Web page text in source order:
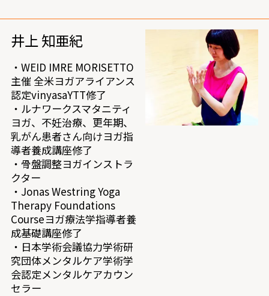
井上 知亜紀
・WEID IMRE MORISETTO
主催 全米ヨガアライアンス
認定vinyasaYTT修了
・ルナワークスマタニティ
ヨガ、不妊治療、更年期、
乳がん患者さん向けヨガ指
導者養成講座修了
・骨盤調整ヨガインストラ
クター
・Jonas Westring Yoga
Therapy Foundations
Courseヨガ療法学指導者養
成基礎講座修了
・日本学術会議協力学術研
究団体メンタルケア学術学
会認定メンタルケアカウン
セラー